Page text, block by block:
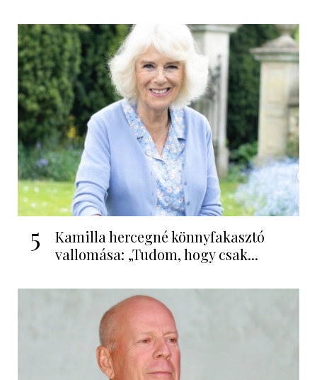
5
Kamilla hercegné könnyfakasztó
vallomása: „Tudom, hogy csak...